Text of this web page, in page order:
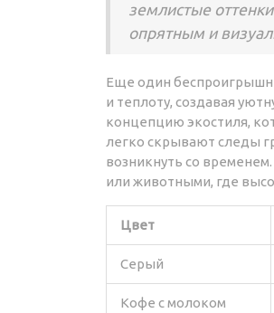
землистые
опрятным и
Еще один
и теплоту, создавая
концепцию экостиля,
легко скрывают следы
возникнуть со
или животными, где
Цвет
Серый
Кофе с молоком